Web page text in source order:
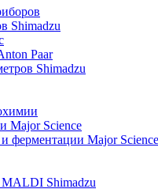
Shimadzu
Paar
Shimadzu
Major Science
ферментации Major Science
Shimadzu